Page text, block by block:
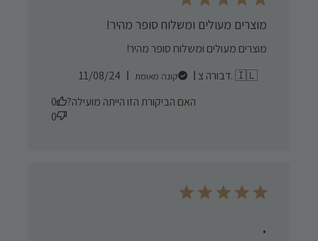
מוצרים מעולים ומשלוח סופר מהיר!
מוצרים מעולים ומשלוח סופר מהיר!
דבורה צ. 🇮🇱
קונה מאומתPublished
11/08/24
האם הביקורת הזו הייתה מועילה?
0
0
.